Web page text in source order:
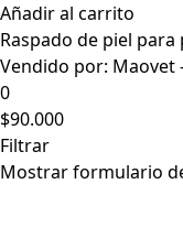
Añadir al carrito
Raspado de piel
Vendido por: Maovet
0
$90.000
Filtrar
Mostrar formulario